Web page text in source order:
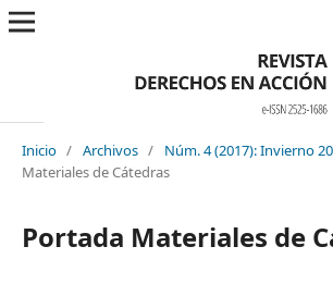
Inicio / Archivos / Núm. 4 (2017): Invierno
Materiales de Cátedras
Portada Materiales de